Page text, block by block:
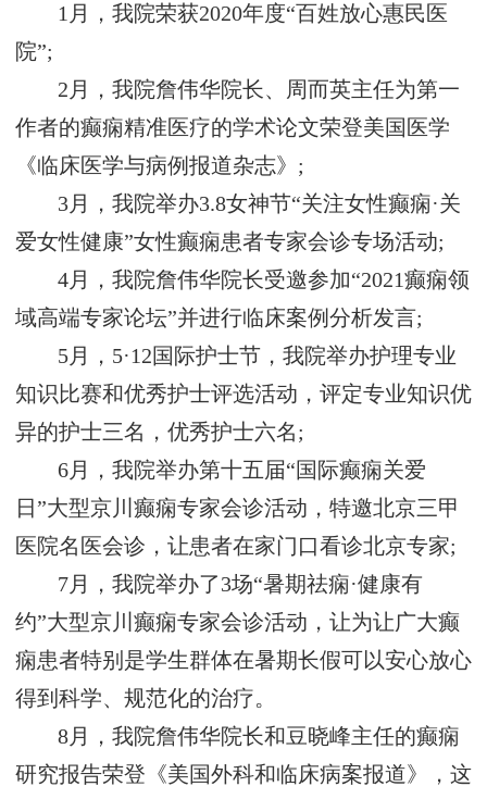
1月，我院荣获2020年度“百姓放心惠民医
院”;
2月，我院詹伟华院长、周而英主任为第一
作者的癫痫精准医疗的学术论文荣登美国医学
《临床医学与病例报道杂志》;
3月，我院举办3.8女神节“关注女性癫痫·关
爱女性健康”女性癫痫患者专家会诊专场活动;
4月，我院詹伟华院长受邀参加“2021癫痫领
域高端专家论坛”并进行临床案例分析发言;
5月，5·12国际护士节，我院举办护理专业
知识比赛和优秀护士评选活动，评定专业知识优
异的护士三名，优秀护士六名;
6月，我院举办第十五届“国际癫痫关爱
日”大型京川癫痫专家会诊活动，特邀北京三甲
医院名医会诊，让患者在家门口看诊北京专家;
7月，我院举办了3场“暑期祛痫·健康有
约”大型京川癫痫专家会诊活动，让为让广大癫
痫患者特别是学生群体在暑期长假可以安心放心
得到科学、规范化的治疗。
8月，我院詹伟华院长和豆晓峰主任的癫痫
研究报告荣登《美国外科和临床病案报道》，这